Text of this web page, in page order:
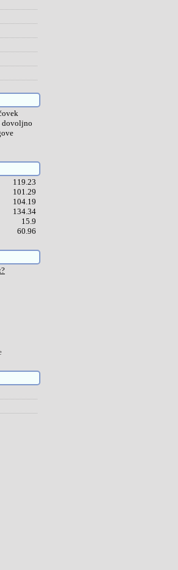
dovoljno
119.23
101.29
104.19
134.34
15.9
60.96